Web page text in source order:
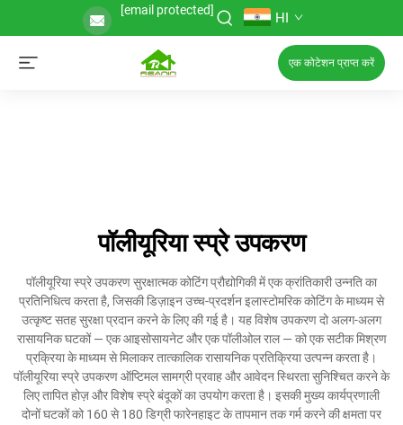
[email protected] HI
एक कोटेशन प्राप्त करें
पॉलीयूरिया स्प्रे उपकरण
पॉलीयूरिया स्प्रे उपकरण सुरक्षात्मक कोटिंग प्रौद्योगिकी में एक क्रांतिकारी उन्नति का
प्रतिनिधित्व करता है, जिसकी डिज़ाइन उच्च-प्रदर्शन इलास्टोमरिक कोटिंग के माध्यम से
उत्कृष्ट सतह सुरक्षा प्रदान करने के लिए की गई है। यह विशेष उपकरण दो अलग-अलग
रासायनिक घटकों — एक आइसोसायनेट और एक पॉलीओल राल — को एक सटीक मिश्रण
प्रक्रिया के माध्यम से मिलाकर तात्कालिक रासायनिक प्रतिक्रिया उत्पन्न करता है।
पॉलीयूरिया स्प्रे उपकरण ऑप्टिमल सामग्री प्रवाह और आवेदन स्थिरता सुनिश्चित करने के
लिए तापित होज़ और विशेष स्प्रे बंदूकों का उपयोग करता है। इसकी मुख्य कार्यप्रणाली
दोनों घटकों को 160 से 180 डिग्री फारेनहाइट के तापमान तक गर्म करने की क्षमता पर